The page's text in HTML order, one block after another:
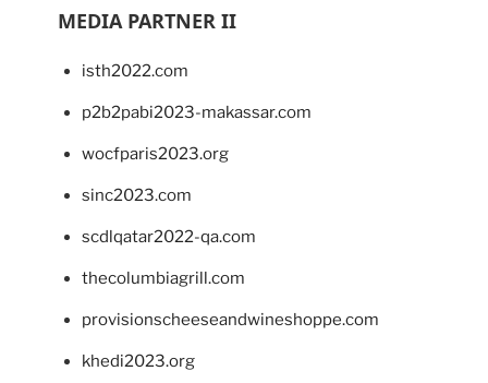
MEDIA PARTNER II
isth2022.com
p2b2pabi2023-makassar.com
wocfparis2023.org
sinc2023.com
scdlqatar2022-qa.com
thecolumbiagrill.com
provisionscheeseandwineshoppe.com
khedi2023.org